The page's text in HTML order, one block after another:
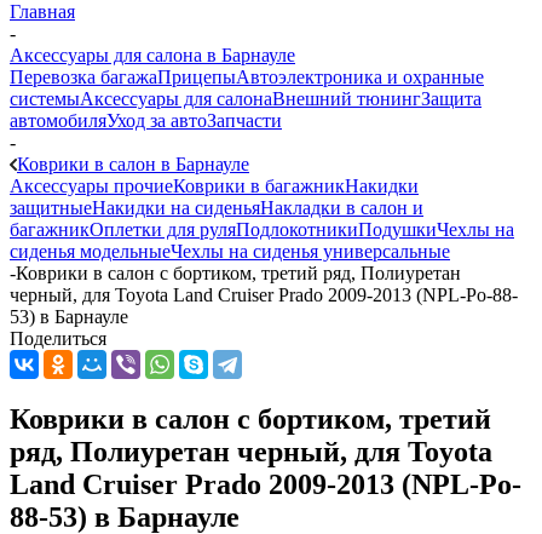
Главная
-
Аксессуары для салона в Барнауле
Перевозка багажаПрицепыАвтоэлектроника и охранные
системыАксессуары для салонаВнешний тюнингЗащита
автомобиляУход за автоЗапчасти
-
Коврики в салон в Барнауле
Аксессуары прочиеКоврики в багажникНакидки
защитныеНакидки на сиденьяНакладки в салон и
багажникОплетки для руляПодлокотникиПодушкиЧехлы на
сиденья модельныеЧехлы на сиденья универсальные
-Коврики в салон с бортиком, третий ряд, Полиуретан
черный, для Toyota Land Cruiser Prado 2009-2013 (NPL-Po-88-
53) в Барнауле
Поделиться
Коврики в салон с бортиком, третий
ряд, Полиуретан черный, для Toyota
Land Cruiser Prado 2009-2013 (NPL-Po-
88-53) в Барнауле